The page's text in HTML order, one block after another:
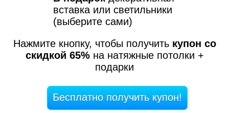
вставка или светильники
(выберите сами)
Нажмите кнопку, чтобы получить купон со
скидкой 65%на натяжные потолки +
подарки
Бесплатно получить купон!